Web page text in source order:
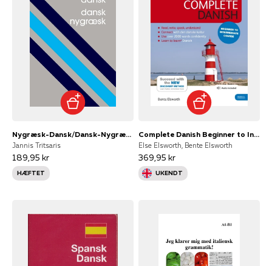
Nygræsk-Dansk/Dansk-Nygræsk
Jannis Tritsaris
189,95 kr
HÆFTET
Complete Danish Beginner to Intermediate Course
Else Elsworth, Bente Elsworth
369,95 kr
UKENDT